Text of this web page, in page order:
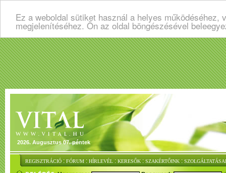
Ez a weboldal sütiket használ a helyes
megjelenítéséhez. Ön az oldal böngészésével
2026. Augusztus 07. péntek
REGISZTRÁCIÓ : FÓRUM : HÍRLEVÉL : KERESŐK : SZAKÉRTŐINK :